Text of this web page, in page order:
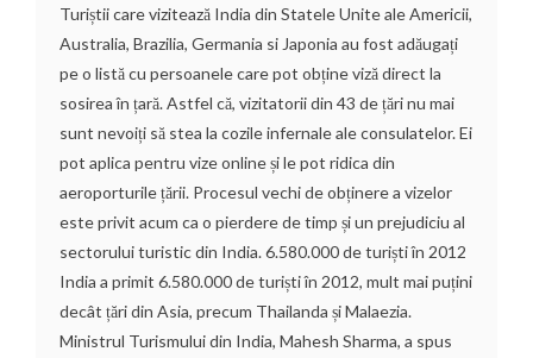
Turiștii care vizitează India din Statele Unite ale Americii,
Australia, Brazilia, Germania si Japonia au fost adăugați
pe o listă cu persoanele care pot obține viză direct la
sosirea în țară. Astfel că, vizitatorii din 43 de țări nu mai
sunt nevoiți să stea la cozile infernale ale consulatelor. Ei
pot aplica pentru vize online și le pot ridica din
aeroporturile țării. Procesul vechi de obținere a vizelor
este privit acum ca o pierdere de timp și un prejudiciu al
sectorului turistic din India. 6.580.000 de turiști în 2012
India a primit 6.580.000 de turiști în 2012, mult mai puțini
decât țări din Asia, precum Thailanda și Malaezia.
Ministrul Turismului din India, Mahesh Sharma, a spus